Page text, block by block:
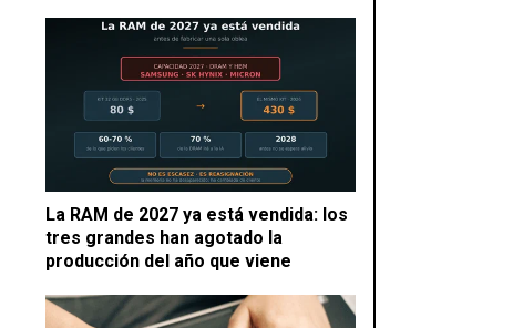
La RAM de 2027 ya está vendida: los
tres grandes han agotado la
producción del año que viene